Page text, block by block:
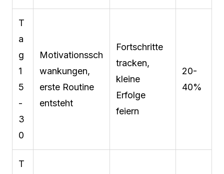
T
a
g
1
5
-
3
0
Motivationssch
wankungen,
erste Routine
entsteht
Fortschritte
tracken,
kleine
Erfolge
feiern
20-
40%
T